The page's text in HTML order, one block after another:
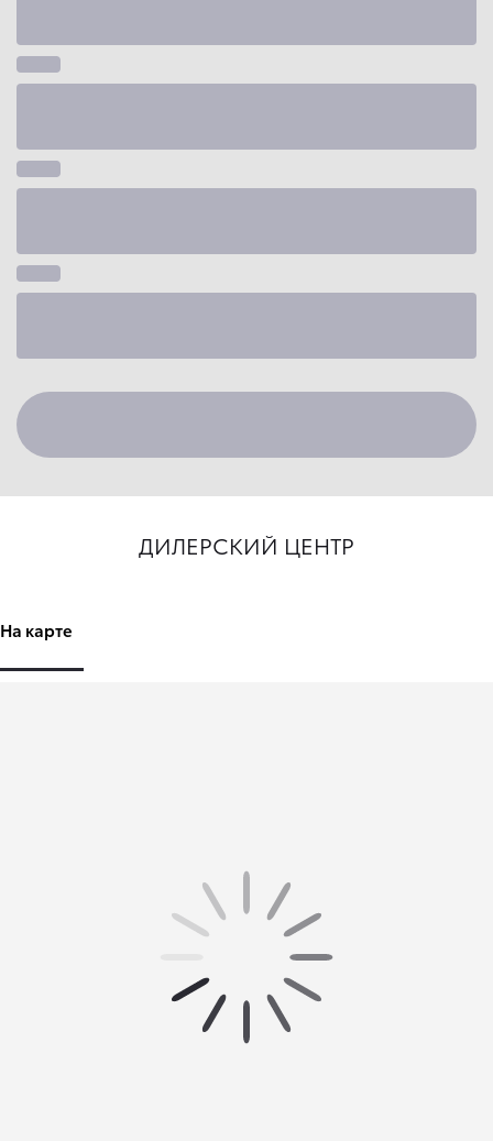
ДИЛЕРСКИЙ ЦЕНТР
На карте